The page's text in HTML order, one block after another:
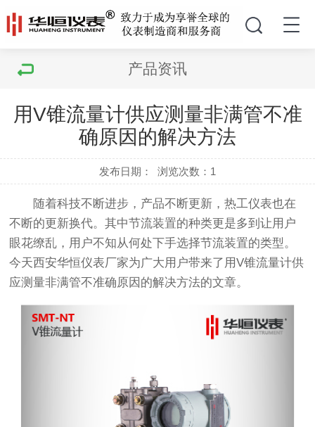
产品资讯
用V锥流量计供应测量非满管不准
确原因的解决方法
发布日期： 浏览次数： 1
随着科技不断进步，产品不断更新，热工仪表也在
不断的更新换代。其中节流装置的种类更是多到让用户
眼花缭乱，用户不知从何处下手选择节流装置的类型。
今天西安华恒仪表厂家为广大用户带来了用V锥流量计供
应测量非满管不准确原因的解决方法的文章。